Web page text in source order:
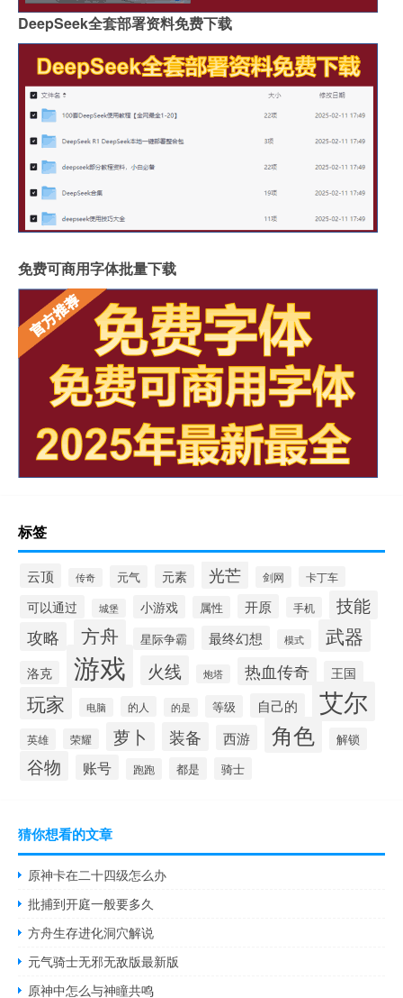
DeepSeek全套部署资料免费下载
免费可商用字体批量下载
标签
云顶 传奇 元气 元素 光芒 剑网 卡丁车
可以通过 城堡 小游戏 属性 开原 手机
技能
攻略
方舟 星际争霸 最终幻想 模式 武器
洛克 游戏 火线 炮塔 热血传奇 王国
玩家 电脑 的人 的是 等级 自己的 艾尔
英雄 荣耀 萝卜 装备 西游 角色 解锁
谷物 账号 跑跑 都是 骑士
猜你想看的文章
原神卡在二十四级怎么办
批捕到开庭一般要多久
方舟生存进化洞穴解说
元气骑士无邪无敌版最新版
原神中怎么与神瞳共鸣